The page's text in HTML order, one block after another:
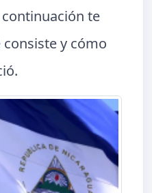
te
y cómo